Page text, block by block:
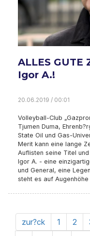
ALLES GUTE
Igor A.!
20.06.2019 / 00:01
Volleyball-Club
Tjumen Duma,
State Oil und Gas-
Merit kann eine lange
Auflisten seine Titel
Igor A. - eine
und General, eine
steht es auf Augenhöhe
zur?ck 1 2